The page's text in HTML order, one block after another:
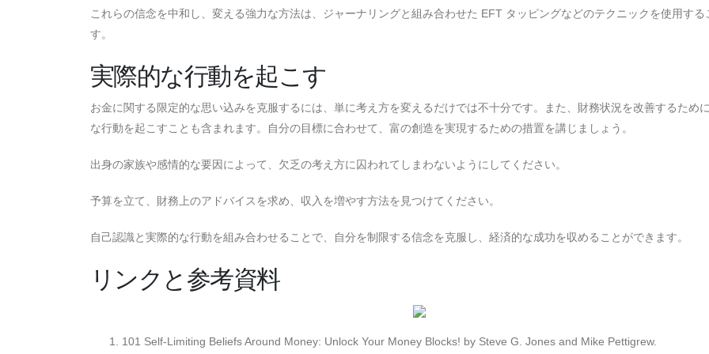
これらの信念を中和し、変える強力な方法は、ジャーナリングと組み合わせた EFT タッピングなどのテクニックを使用する
す。
実際的な行動を起こす
お金に関する限定的な思い込みを克服するには、単に考え方を変えるだけでは不十分です。また、財務状況を改善するため
な行動を起こすことも含まれます。自分の目標に合わせて、富の創造を実現するための措置を講じましょう。
出身の家族や感情的な要因によって、欠乏の考え方に囚われてしまわないようにしてください。
予算を立て、財務上のアドバイスを求め、収入を増やす方法を見つけてください。
自己認識と実際的な行動を組み合わせることで、自分を制限する信念を克服し、経済的な成功を収めることができます。
リンクと参考資料
101 Self-Limiting Beliefs Around Money: Unlock Your Money Blocks! by Steve G. Jones and Mike Pettigrew.